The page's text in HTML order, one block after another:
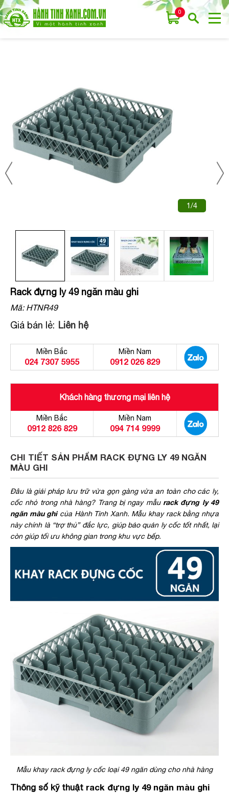
0
1/4
Rack đựng ly 49 ngăn màu ghi
Mã:HTNR49
Giá bán lẻ: Liên hệ
Miền Bắc
024 7307 5955
Miền Nam
0912 026 829
Khách hàng thương mại liên hệ
Miền Bắc
0912 826 829
Miền Nam
094 714 9999
CHI TIẾT SẢN PHẨM RACK ĐỰNG LY 49 NGĂN
MÀU GHI
Đâu là giải pháp lưu trữ vừa gọn gàng vừa an toàn cho các ly,
cốc nhỏ trong nhà hàng? Trang bị ngay mẫu rack đựng ly 49
ngăn màu ghicủa Hành Tinh Xanh. Mẫu khay rack bằng nhựa
này chính là “trợ thủ” đắc lực, giúp bảo quản ly cốc tốt nhất, lại
còn giúp tối ưu không gian trong khu vực bếp.
Mẫu khay rack đựng ly cốc loại 49 ngăn dùng cho nhà hàng
Thông số kỹ thuật rack đựng ly 49 ngăn màu ghi